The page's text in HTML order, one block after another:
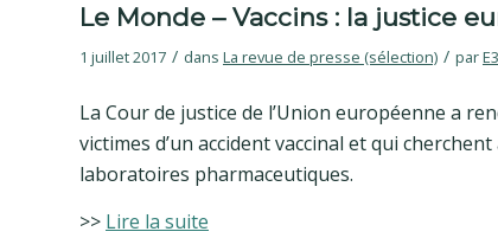
Le Monde – Vaccins : la justice
1 juillet 2017 / dans La revue de presse (sélection) / par
La Cour de justice de l’Union européenne a
victimes d’un accident vaccinal et qui
laboratoires pharmaceutiques.
>> Lire la suite